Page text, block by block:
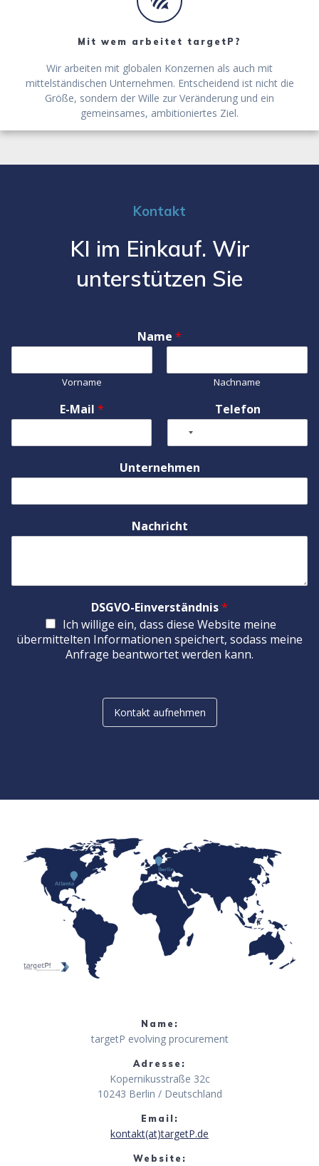
Mit wem arbeitet targetP?
Wir arbeiten mit globalen Konzernen als auch mit
mittelständischen Unternehmen. Entscheidend ist nicht die
Größe, sondern der Wille zur Veränderung und ein
gemeinsames, ambitioniertes Ziel.
Kontakt
KI im Einkauf. Wir
unterstützen Sie
Name *
Vorname Nachname
E-Mail * Telefon
Unternehmen
Nachricht
DSGVO-Einverständnis*
Ich willige ein, dass diese Website meine
übermittelten Informationen speichert, sodass meine
Anfrage beantwortet werden kann.
Kontakt aufnehmen
Name:
targetP evolving procurement
Adresse:
Kopernikusstraße 32c
10243 Berlin / Deutschland
Email:
kontakt(at)targetP.de
Website: